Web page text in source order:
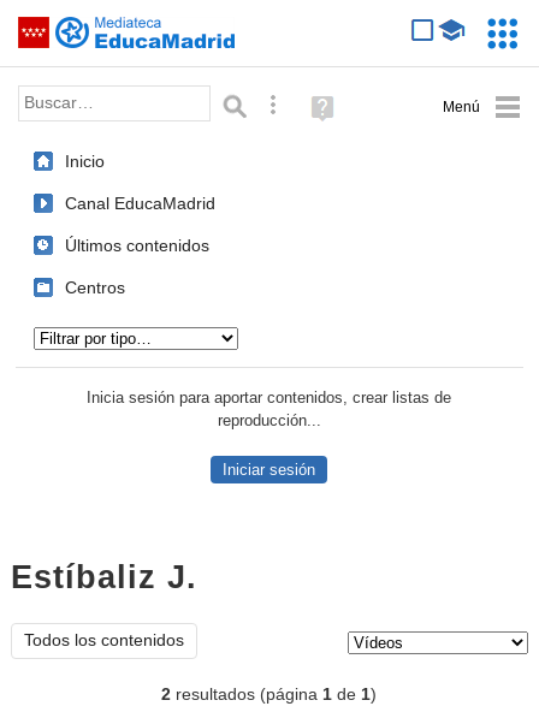
Saltar navegación
Palabra o frase: Búsqueda avanzada
Ayuda
(en
Inicio
Canal EducaMadrid
Últimos contenidos
Centros
Inicia sesión para aportar contenidos, crear listas de
reproducción...
Iniciar sesión
Estíbaliz J.
Todos los contenidos
2 resultados (página1 de1)